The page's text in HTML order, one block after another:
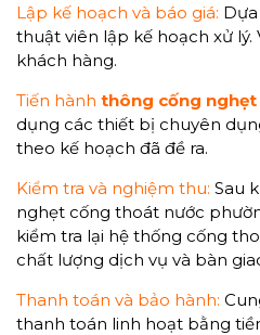
Lập kế hoạch và báo giá:
thuật viên lập kế hoạch xử lý.
khách hàng.
Tiến hành thông cống nghẹt
dụng các thiết bị chuyên
theo kế hoạch đã đề ra.
Kiểm tra và nghiệm thu: Sau
nghẹt cống thoát nước
kiểm tra lại hệ thống cống
chất lượng dịch vụ và bàn
Thanh toán và bảo hành:
thanh toán linh hoạt bằng